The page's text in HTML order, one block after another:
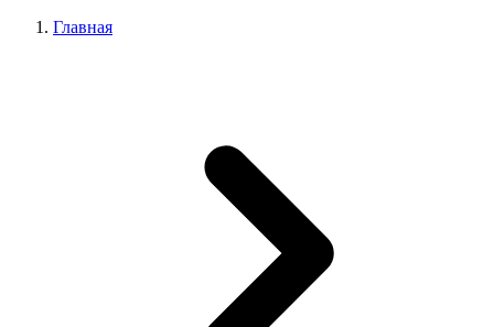
Главная